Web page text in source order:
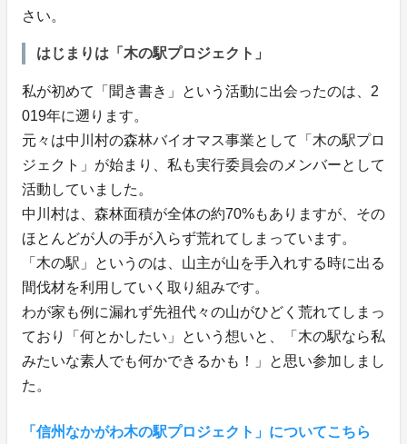
さい。
はじまりは「木の駅プロジェクト」
私が初めて「聞き書き」という活動に出会ったのは、2
019年に遡ります。
元々は中川村の森林バイオマス事業として「木の駅プロ
ジェクト」が始まり、私も実行委員会のメンバーとして
活動していました。
中川村は、森林面積が全体の約70%もありますが、その
ほとんどが人の手が入らず荒れてしまっています。
「木の駅」というのは、山主が山を手入れする時に出る
間伐材を利用していく取り組みです。
わが家も例に漏れず先祖代々の山がひどく荒れてしまっ
ており「何とかしたい」という想いと、「木の駅なら私
みたいな素人でも何かできるかも！」と思い参加しまし
た。
「信州なかがわ木の駅プロジェクト」についてこちら